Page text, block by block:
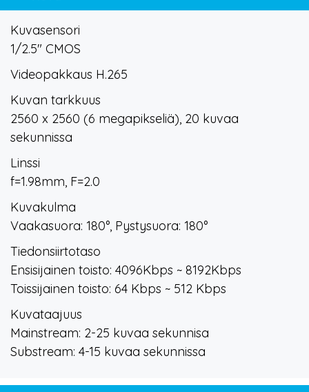
Kuvasensori
1/2.5" CMOS
Videopakkaus H.265
Kuvan tarkkuus
2560 x 2560 (6 megapikseliä), 20 kuvaa
sekunnissa
Linssi
f=1.98mm, F=2.0
Kuvakulma
Vaakasuora: 180°, Pystysuora: 180°
Tiedonsiirtotaso
Ensisijainen toisto: 4096Kbps ~ 8192Kbps
Toissijainen toisto: 64 Kbps ~ 512 Kbps
Kuvataajuus
Mainstream: 2-25 kuvaa sekunnisa
Substream: 4-15 kuvaa sekunnissa